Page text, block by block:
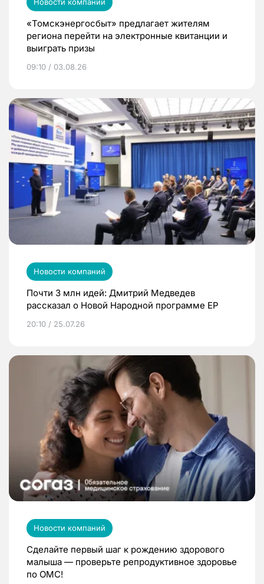
«Томскэнергосбыт» предлагает жителям
региона перейти на электронные квитанции и
выиграть призы
09:10 / 03.08.26
Новости компаний
Почти 3 млн идей: Дмитрий Медведев
рассказал о Новой Народной программе ЕР
20:10 / 25.07.26
Новости компаний
Сделайте первый шаг к рождению здорового
малыша — проверьте репродуктивное здоровье
по ОМС!